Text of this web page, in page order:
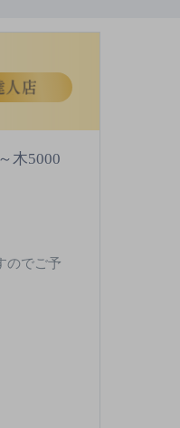
木5000
のでご予